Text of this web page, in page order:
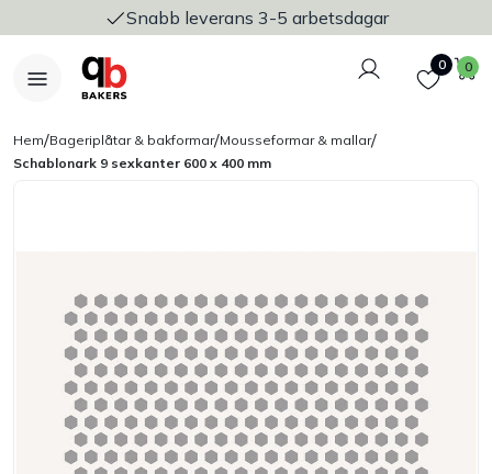
Snabb leverans 3-5 arbetsdagar
Logga in
Favoriter
0 0
Bageriplåtar & bakformar
Stickvagnar & transport
Utensilier
Hem/Bageriplåtar & bakformar/Mousseformar & mallar/
Schablonark 9 sexkanter 600 x 400 mm